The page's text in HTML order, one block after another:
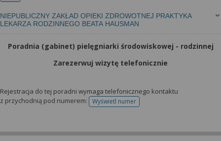
NIEPUBLICZNY ZAKŁAD OPIEKI ZDROWOTNEJ PRAKTYKA
LEKARZA RODZINNEGO BEATA HAUSMAN
Poradnia (gabinet) pielęgniarki środowiskowej - rodzinnej
Zarezerwuj wizytę telefonicznie
Rejestracja do tej poradni wymaga telefonicznego kontaktu
z przychodnią pod numerem:
Wyświetl numertelefonu do rejestracji